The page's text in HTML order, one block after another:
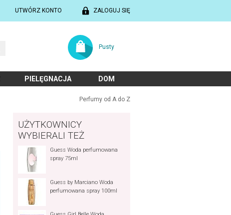
UTWÓRZ KONTO ZALOGUJ SIĘ
Pusty
PIELĘGNACJA DOM
Perfumy od A do Z
UŻYTKOWNICY
WYBIERALI TEŻ
Guess Woda perfumowana
spray 75ml
Guess by Marciano Woda
perfumowana spray 100ml